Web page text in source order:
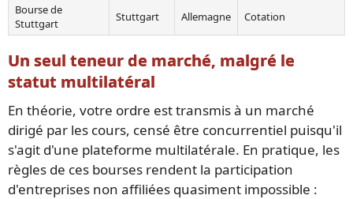
Bourse de
Stuttgart
Stuttgart Allemagne Cotation
Un seul teneur de marché, malgré le
statut multilatéral
En théorie, votre ordre est transmis à un marché
dirigé par les cours, censé être concurrentiel puisqu'il
s'agit d'une plateforme multilatérale. En pratique, les
règles de ces bourses rendent la participation
d'entreprises non affiliées quasiment impossible :